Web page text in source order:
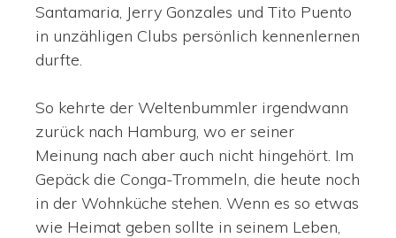
Santamaria, Jerry Gonzales und Tito Puento
in unzähligen Clubs persönlich kennenlernen
durfte.
So kehrte der Weltenbummler irgendwann
zurück nach Hamburg, wo er seiner
Meinung nach aber auch nicht hingehört. Im
Gepäck die Conga-Trommeln, die heute noch
in der Wohnküche stehen. Wenn es so etwas
wie Heimat geben sollte in seinem Leben,